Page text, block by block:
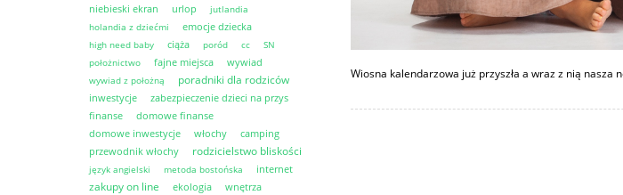
niebieski ekran
urlop
jutlandia
holandia z dziećmi
emocje dziecka
high need baby ciąża poród cc
SN
położnictwo
fajne miejsca wywiad
wywiad z położną poradniki dla rodziców
inwestycje
zabezpieczenie dzieci na przys
finanse
domowe finanse
domowe inwestycje
włochy
camping
przewodnik włochy
rodzicielstwo bliskości
język angielski metoda bostońska internet
zakupy on line ekologia wnętrza
Wiosna kalendarzowa już przyszła a wraz z nią